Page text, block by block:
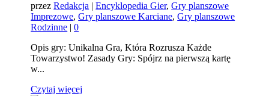
przezRedakcja |Encyklopedia Gier,Gry planszowe
Imprezowe,Gry planszowe Karciane,Gry planszowe
Rodzinne |0
Opis gry: Unikalna Gra, Która Rozrusza Każde
Towarzystwo! Zasady Gry: Spójrz na pierwszą kartę
w...
Czytaj więcej